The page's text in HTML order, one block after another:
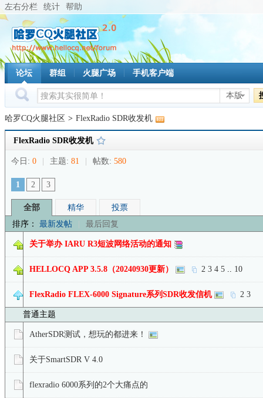
左右分栏 统计 帮助
论坛 群组 火腿广场 手机客户端
本版
哈罗CQ火腿社区 > FlexRadio SDR收发机
FlexRadio SDR收发机
今日:0 主题:81 帖数:580
1 2 3
全部 精华
投票
排序：最新发帖 最后回复
关于举办 IARU R3短波网络活动的通知
HELLOCQ APP 3.5.8（20240930更新） 2 3 4 5 .. 10
FlexRadio FLEX-6000 Signature系列SDR收发信机 2 3
普通主题
AtherSDR测试，想玩的都进来！
关于SmartSDR V 4.0
flexradio 6000系列的2个大痛点的